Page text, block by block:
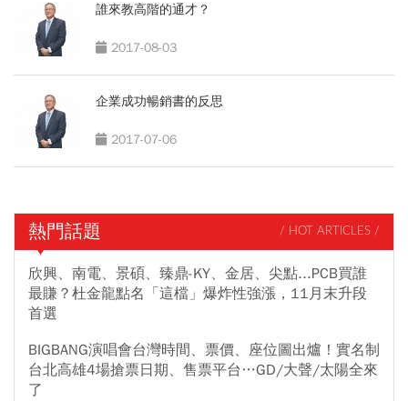
誰來教高階的通才？
2017-08-03
企業成功暢銷書的反思
2017-07-06
熱門話題 / HOT ARTICLES /
欣興、南電、景碩、臻鼎-KY、金居、尖點...PCB買誰
最賺？杜金龍點名「這檔」爆炸性強漲，11月末升段
首選
BIGBANG演唱會台灣時間、票價、座位圖出爐！實名制
台北高雄4場搶票日期、售票平台…GD/大聲/太陽全來
了